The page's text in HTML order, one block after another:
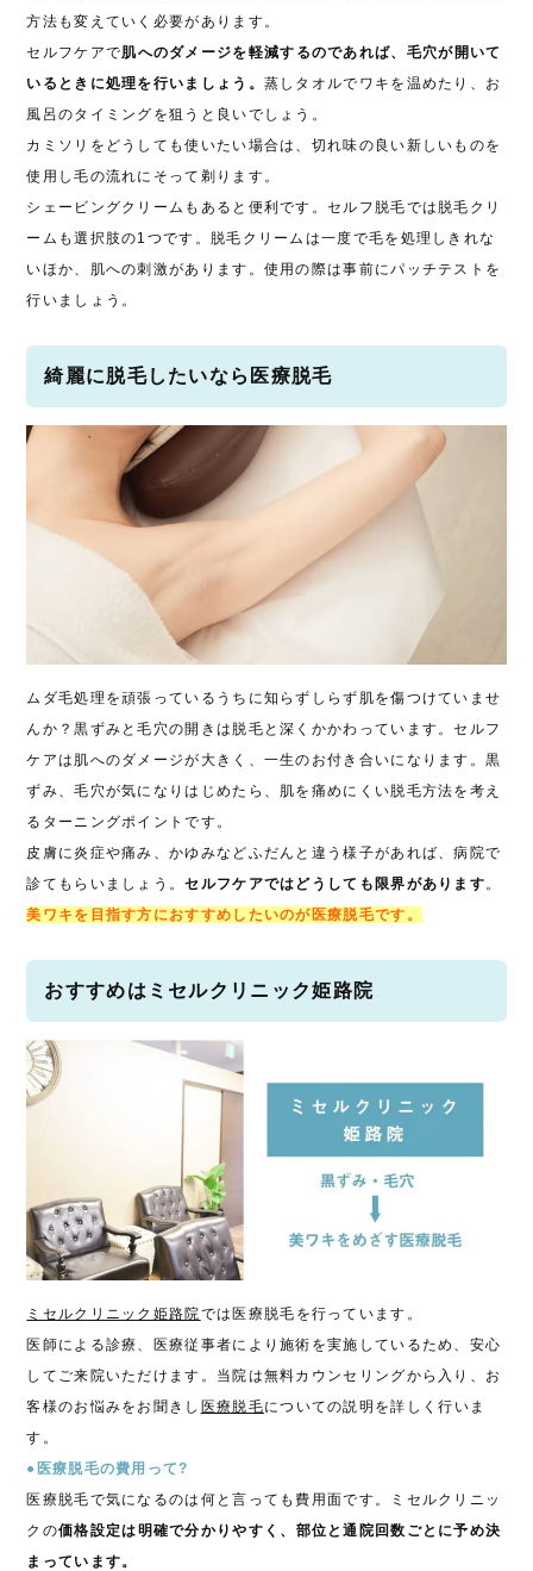
方法も変えていく必要があります。
セルフケアで肌へのダメージを軽減するのであれば、毛穴が開いて
いるときに処理を行いましょう。 蒸しタオルでワキを温めたり、お
風呂のタイミングを狙うと良いでしょう。
カミソリをどうしても使いたい場合は、切れ味の良い新しいものを
使用し毛の流れにそって剃ります。
シェービングクリームもあると便利です。セルフ脱毛では脱毛クリ
ームも選択肢の1つです。脱毛クリームは一度で毛を処理しきれな
いほか、肌への刺激があります。使用の際は事前にパッチテストを
行いましょう。
綺麗に脱毛したいなら医療脱毛
ムダ毛処理を頑張っているうちに知らずしらず肌を傷つけていませ
んか？黒ずみと毛穴の開きは脱毛と深くかかわっています。セルフ
ケアは肌へのダメージが大きく、一生のお付き合いになります。黒
ずみ、毛穴が気になりはじめたら、肌を痛めにくい脱毛方法を考え
るターニングポイントです。
皮膚に炎症や痛み、かゆみなどふだんと違う様子があれば、病院で
診てもらいましょう。セルフケアではどうしても限界があります。
美ワキを目指す方におすすめしたいのが医療脱毛です。
おすすめはミセルクリニック姫路院
ミセルクリニック姫路院では医療脱毛を行っています。
医師による診療、医療従事者により施術を実施しているため、安心
してご来院いただけます。当院は無料カウンセリングから入り、お
客様のお悩みをお聞きし 医療脱毛についての説明を詳しく行いま
す。
●医療脱毛の費用って?
医療脱毛で気になるのは何と言っても費用面です。ミセルクリニッ
クの価格設定は明確で分かりやすく、部位と通院回数ごとに予め決
まっています。